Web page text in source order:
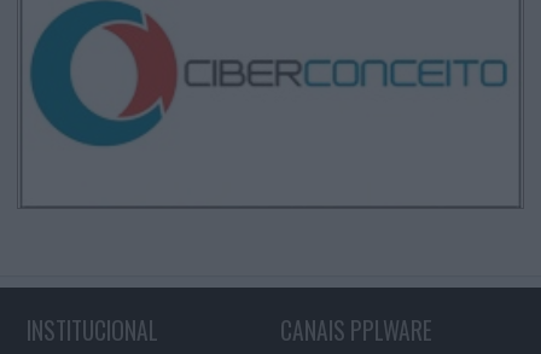
INSTITUCIONAL CANAIS PPLWARE